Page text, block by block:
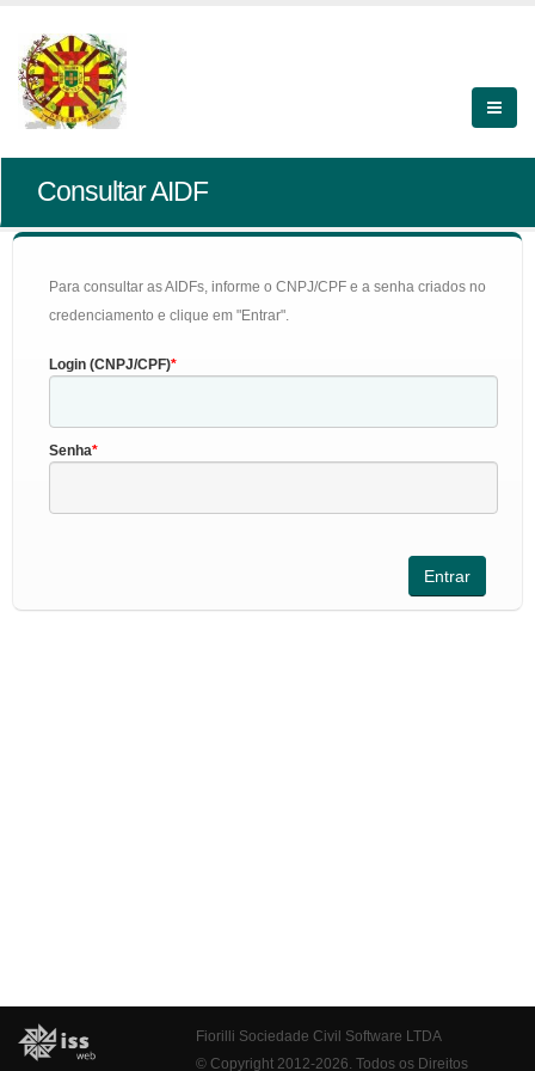
Consultar AIDF
Para consultar as AIDFs, informe o CNPJ/CPF e a senha criados no
credenciamento e clique em "Entrar".
Login (CNPJ/CPF)
Senha
Fiorilli Sociedade Civil Software LTDA
© Copyright 2012-2026. Todos os Direitos